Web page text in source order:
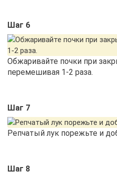
Шаг 6
Обжаривайте почки при
перемешивая 1-2 раза.
Шаг 7
Репчатый лук порежьте и
Шаг 8